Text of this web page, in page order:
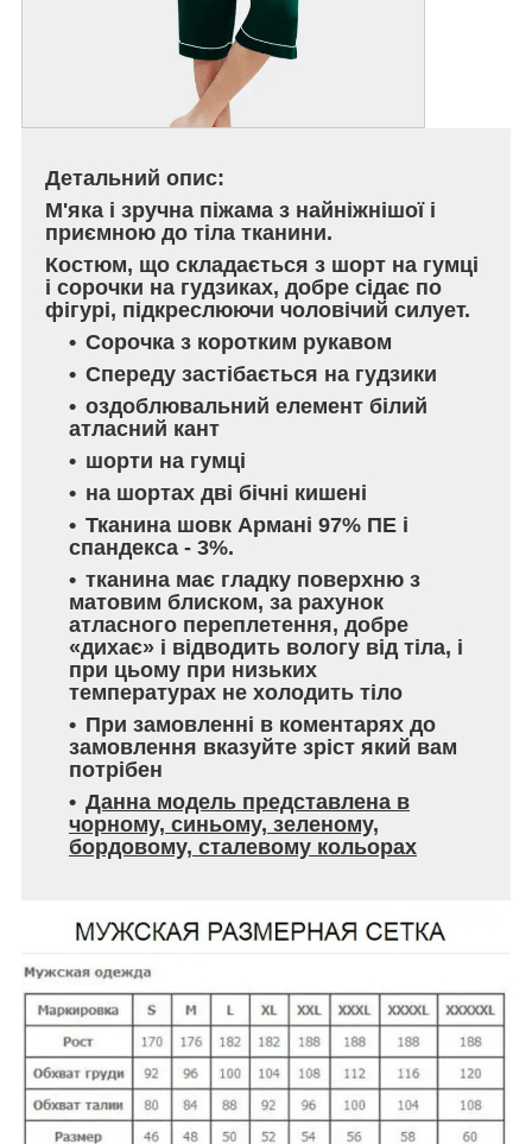
Детальний опис:
М'яка і зручна піжама з найніжнішої і
приємною до тіла тканини.
Костюм, що складається з шорт на гумці
і сорочки на гудзиках, добре сідає по
фігурі, підкреслюючи чоловічий силует.
Сорочка з коротким рукавом
Спереду застібається на гудзики
оздоблювальний елемент білий
атласний кант
шорти на гумці
на шортах дві бічні кишені
Тканина шовк Армані 97% ПЕ і
спандекса - 3%.
тканина має гладку поверхню з
матовим блиском, за рахунок
атласного переплетення, добре
«дихає» і відводить вологу від тіла, і
при цьому при низьких
температурах не холодить тіло
При замовленні в коментарях до
замовлення вказуйте зріст який вам
потрібен
Данна модель представлена ​​в
чорному, синьому, зеленому,
бордовому, сталевому кольорах